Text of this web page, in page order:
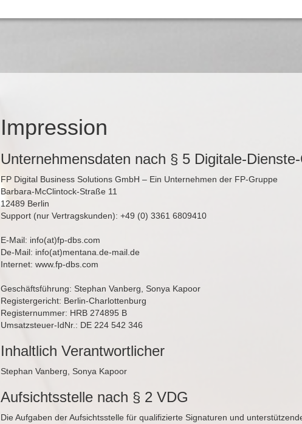
Impression
Unternehmensdaten nach § 5 Digitale-
FP Digital Business Solutions GmbH – Ein Unternehmen der FP-Gruppe
Barbara-McClintock-Straße 11
12489 Berlin
Support (nur Vertragskunden): +49 (0) 3361 6809410
E-Mail: info(at)fp-dbs.com
De-Mail: info(at)mentana.de-mail.de
Internet: www.fp-dbs.com
Geschäftsführung: Stephan Vanberg, Sonya Kapoor
Registergericht: Berlin-Charlottenburg
Registernummer: HRB 274895 B
Umsatzsteuer-IdNr.: DE 224 542 346
Inhaltlich Verantwortlicher
Stephan Vanberg, Sonya Kapoor
Aufsichtsstelle nach § 2 VDG
Die Aufgaben der Aufsichtsstelle für qualifizierte Signaturen und